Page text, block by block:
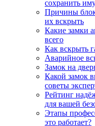
сохранить
Причины
их вскрыть
Какие замки
всего
Как вскрыть
Аварийное
Замок на
Какой замок
советы
Рейтинг
для вашей
Этапы
это работает?